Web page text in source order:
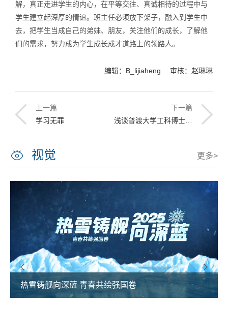
解，真正走进学生的内心，在平等交往、真诚相待的过程中与
学生建立起深厚的情谊。班主任必须放下架子，融入到学生中
去，把学生当成自己的弟妹、朋友，关注他们的成长，了解他
们的需求，努力成为学生成长成才道路上的领路人。
编辑：B_lijiaheng 审核：赵琳琳
上一篇
学习无罪
下一篇
浅谈普渡大学工科博士研究生科研能力培养
视觉 更多>
热雪铸舰向深蓝 青春共绘强国卷